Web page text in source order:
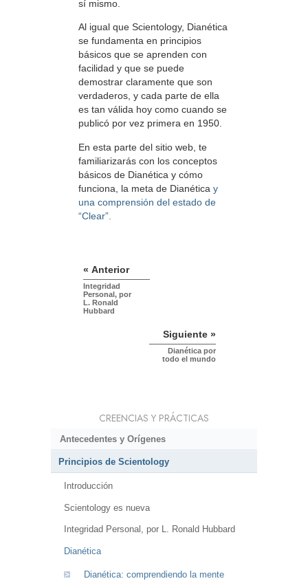
sí mismo.
Al igual que Scientology, Dianética
se fundamenta en principios
básicos que se aprenden con
facilidad y que se puede
demostrar claramente que son
verdaderos, y cada parte de ella
es tan válida hoy como cuando se
publicó por vez primera en 1950.
En esta parte del sitio web, te
familiarizarás con los conceptos
básicos de Dianética y cómo
funciona, la meta de Dianética y
una comprensión del estado de
“Clear”.
« Anterior
Integridad
Personal, por
L. Ronald
Hubbard
Siguiente »
Dianética por
todo el mundo
CREENCIAS Y PRÁCTICAS
Antecedentes y Orígenes
Principios de Scientology
Introducción
Scientology es nueva
Integridad Personal, por L. Ronald Hubbard
Dianética
Dianética: comprendiendo la mente